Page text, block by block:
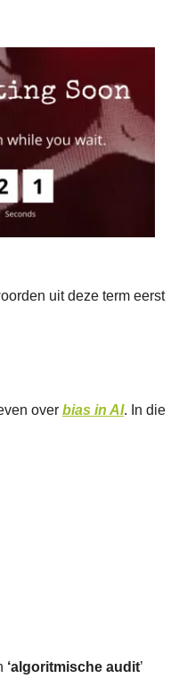
uit deze term eerst
over bias in AI. In die
‘algoritmische audit’